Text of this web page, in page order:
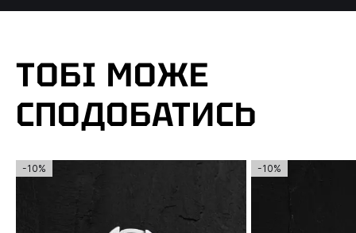
ТОБІ МОЖЕ
СПОДОБАТИСЬ
-10% -10%